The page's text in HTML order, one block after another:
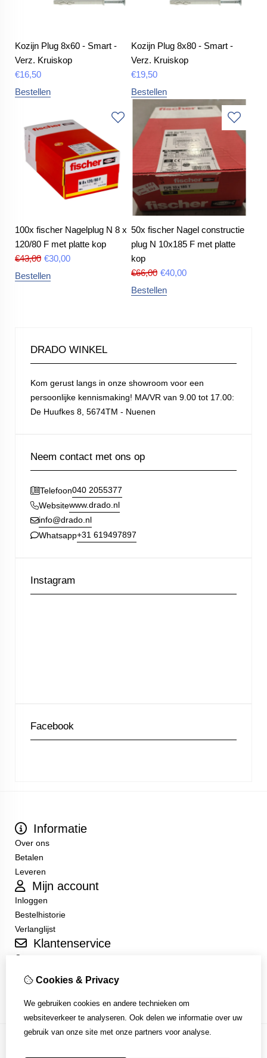
Kozijn Plug 8x60 - Smart -
Verz. Kruiskop
€16,50
Bestellen
Kozijn Plug 8x80 - Smart -
Verz. Kruiskop
€19,50
Bestellen
100x fischer Nagelplug N 8 x
120/80 F met platte kop
€43,00 €30,00
Bestellen
50x fischer Nagel constructie
plug N 10x185 F met platte
kop
€66,00 €40,00
Bestellen
DRADO WINKEL
Kom gerust langs in onze showroom voor een
persoonlijke kennismaking! MA/VR van 9.00 tot 17.00:
De Huufkes 8, 5674TM - Nuenen
Neem contact met ons op
Telefoon040 2055377
Websitewww.drado.nl
info@drado.nl
Whatsapp+31 619497897
Instagram
Facebook
Informatie
Over ons
Betalen
Leveren
Mijn account
Inloggen
Bestelhistorie
Verlanglijst
Klantenservice
Contact
Algemene Voorwaarden
Cookies & Privacy
We gebruiken cookies en andere technieken om
websiteverkeer te analyseren. Ook delen we informatie over uw
gebruik van onze site met onze partners voor analyse.